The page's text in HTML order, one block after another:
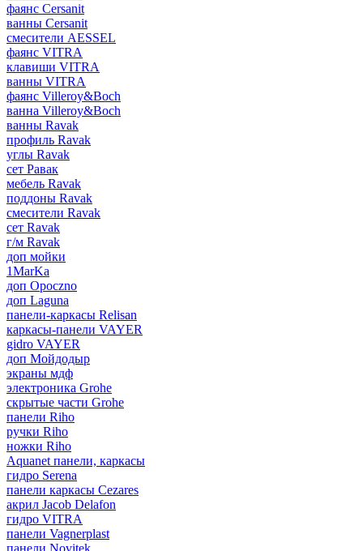
фаянс Cersanit
ванны Cersanit
смесители AESSEL
фаянс VITRA
клавиши VITRA
ванны VITRA
фаянс Villeroy&Boch
ванна Villeroy&Boch
ванны Ravak
профиль Ravak
углы Ravak
сет Равак
мебель Ravak
поддоны Ravak
смесители Ravak
сет Ravak
г/м Ravak
доп мойки
1MarKa
доп Opoczno
доп Laguna
панели-каркасы Relisan
каркасы-панели VAYER
gidro VAYER
доп Мойдодыр
экраны мдф
электроника Grohe
скрытые части Grohe
панели Riho
ручки Riho
ножки Riho
Aquanet панели, каркасы
гидро Serena
панели каркасы Cezares
акрил Jacob Delafon
гидро VITRA
панели Vagnerplast
панели Novitek